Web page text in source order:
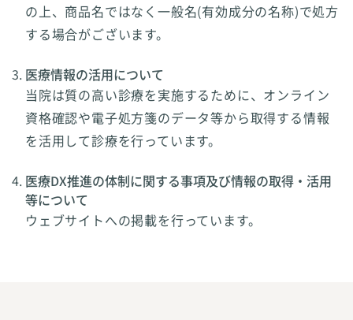
の上、商品名ではなく一般名(有効成分の名称)で処方
する場合がございます。
医療情報の活用について
当院は質の高い診療を実施するために、オンライン
資格確認や電子処方箋のデータ等から取得する情報
を活用して診療を行っています。
医療DX推進の体制に関する事項及び情報の取得・活用
等について
ウェブサイトへの掲載を行っています。